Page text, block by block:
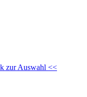
zur Auswahl <<